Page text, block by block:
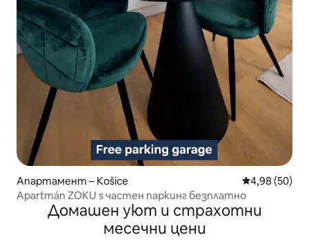
Апартамент – Košice Средна
4,98 (50)
Apartmán ZOKU s частен паркинг безплатно
Домашен уют и страхотни
месечни цени